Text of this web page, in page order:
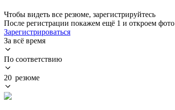
Чтобы видеть все резюме, зарегистрируйтесь
После регистрации покажем ещё 1 и откроем фото
Зарегистрироваться
За всё время
По соответствию
20 резюме